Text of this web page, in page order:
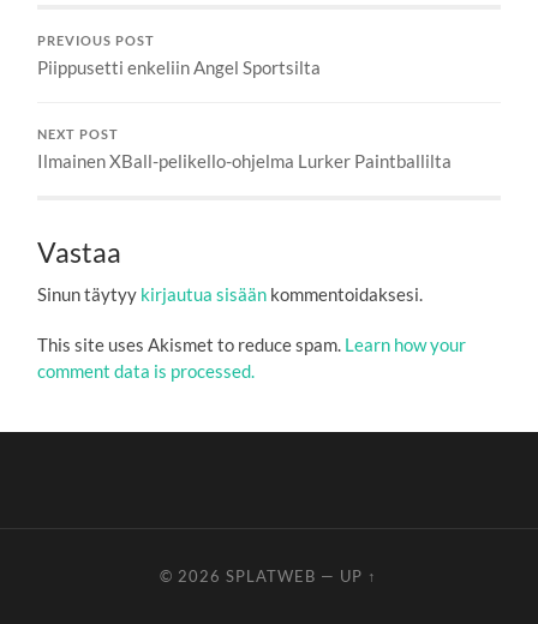
PREVIOUS POST
Piippusetti enkeliin Angel Sportsilta
NEXT POST
Ilmainen XBall-pelikello-ohjelma Lurker Paintballilta
Vastaa
Sinun täytyy kirjautua sisään kommentoidaksesi.
This site uses Akismet to reduce spam. Learn how your
comment data is processed.
© 2026SPLATWEB — UP ↑